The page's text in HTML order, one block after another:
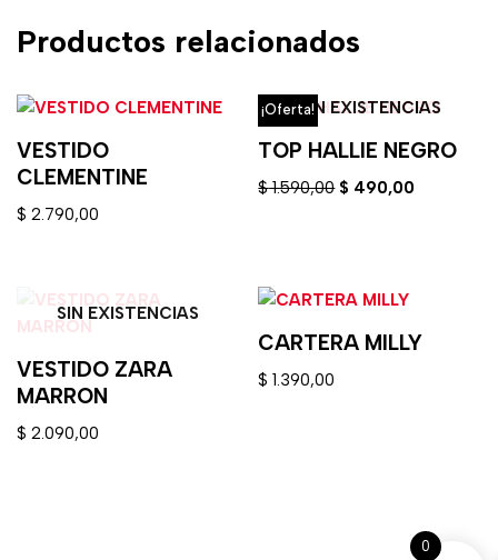
Productos relacionados
VESTIDO
CLEMENTINE
$ 2.790,00
SIN EXISTENCIAS
¡Oferta!
TOP HALLIE NEGRO
$1.590,00 $ 490,00
SIN EXISTENCIAS
VESTIDO ZARA
MARRON
$ 2.090,00
CARTERA MILLY
$ 1.390,00
0